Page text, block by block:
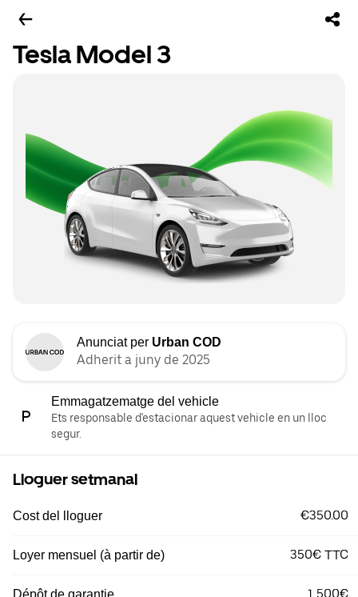
Tesla Model 3
Anunciat per Urban COD
Adherit a juny de 2025
Emmagatzematge del vehicle
Ets responsable d'estacionar aquest vehicle en un lloc
segur.
Lloguer setmanal
Cost del lloguer €350.00
Loyer mensuel (à partir de) 350€ TTC
Dépôt de garantie